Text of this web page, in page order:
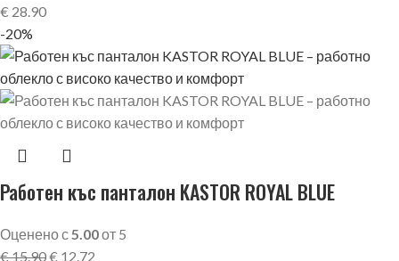
€ 28.90
-20%
Работен къс панталон KASTOR ROYAL BLUE
Оценено с5.00от 5
€15.90€ 12.72